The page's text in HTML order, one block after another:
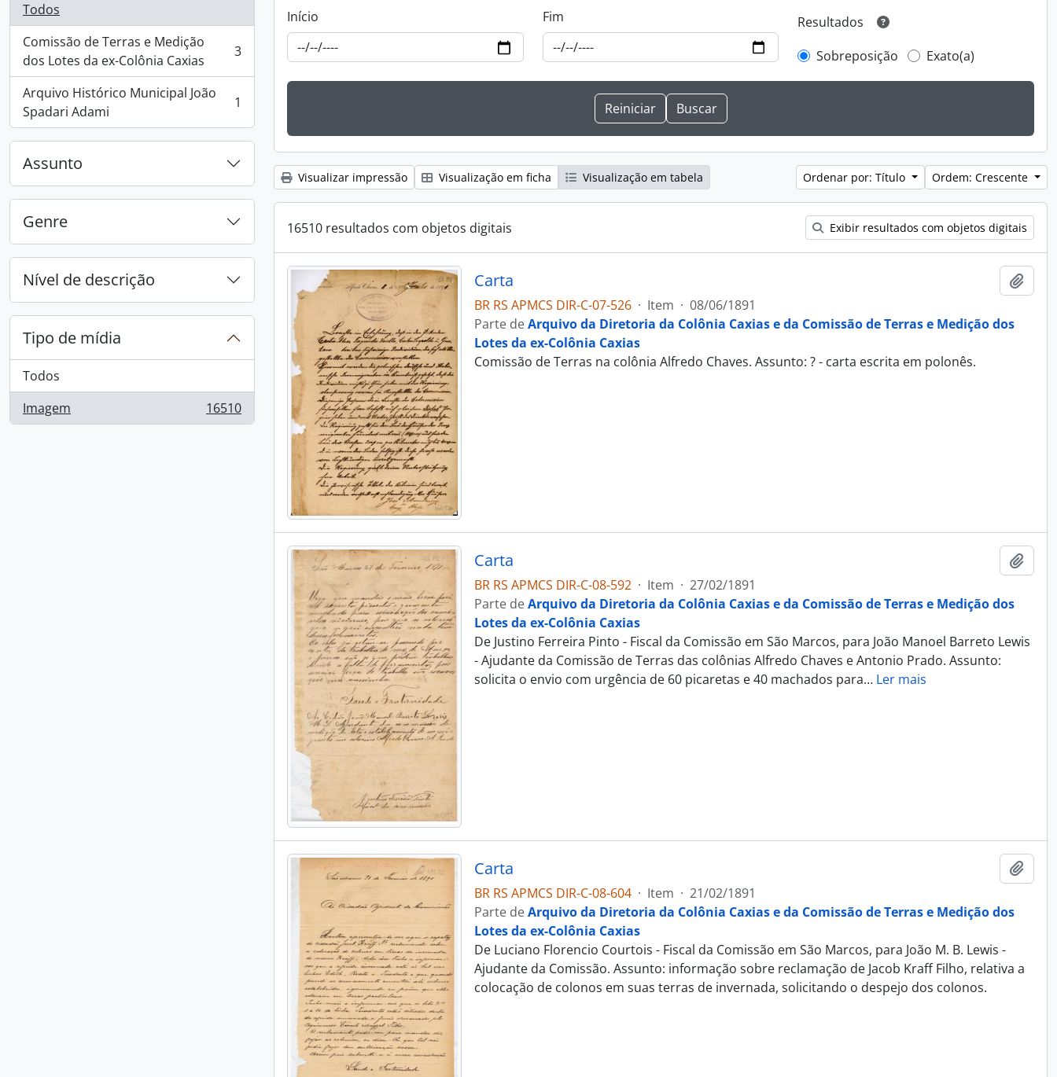
Todos
Comissão de Terras e Medição
dos Lotes da ex-Colônia Caxias
, 3 resultados 3
Arquivo Histórico Municipal João
Spadari Adami
, 1 resultados 1
Assunto
Genre
Nível de descrição
Tipo de mídia
Todos
Imagem
, 16510 resultados 16510
Início Fim
Resultados
Sobreposição
Exato(a)
Visualizar impressão Visualização em ficha Visualização em tabela Ordenar por: Título Ordem: Crescente
16510 resultados com objetos digitais Exibir resultados com objetos digitais
Carta
BR RS APMCS DIR-C-07-526 · Item · 08/06/1891
Parte deArquivo da Diretoria da Colônia Caxias e da Comissão de Terras e Medição dos
Lotes da ex-Colônia Caxias
Comissão de Terras na colônia Alfredo Chaves. Assunto: ? - carta escrita em polonês.
Carta
BR RS APMCS DIR-C-08-592 · Item · 27/02/1891
Parte deArquivo da Diretoria da Colônia Caxias e da Comissão de Terras e Medição dos
Lotes da ex-Colônia Caxias
De Justino Ferreira Pinto - Fiscal da Comissão em São Marcos, para João Manoel Barreto Lewis
- Ajudante da Comissão de Terras das colônias Alfredo Chaves e Antonio Prado. Assunto:
solicita o envio com urgência de 60 picaretas e 40 machados para… Ler mais
Carta
BR RS APMCS DIR-C-08-604 · Item · 21/02/1891
Parte deArquivo da Diretoria da Colônia Caxias e da Comissão de Terras e Medição dos
Lotes da ex-Colônia Caxias
De Luciano Florencio Courtois - Fiscal da Comissão em São Marcos, para João M. B. Lewis -
Ajudante da Comissão. Assunto: informação sobre reclamação de Jacob Kraff Filho, relativa a
colocação de colonos em suas terras de invernada, solicitando o despejo dos colonos.